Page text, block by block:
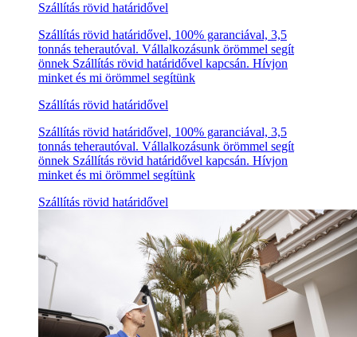
Szállítás rövid határidővel
Szállítás rövid határidővel, 100% garanciával, 3,5
tonnás teherautóval. Vállalkozásunk örömmel segít
önnek Szállítás rövid határidővel kapcsán. Hívjon
minket és mi örömmel segítünk
Szállítás rövid határidővel
Szállítás rövid határidővel, 100% garanciával, 3,5
tonnás teherautóval. Vállalkozásunk örömmel segít
önnek Szállítás rövid határidővel kapcsán. Hívjon
minket és mi örömmel segítünk
Szállítás rövid határidővel